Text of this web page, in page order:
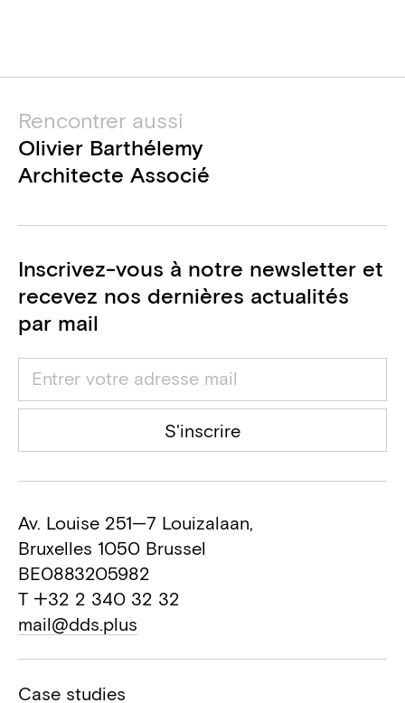
Rencontrer aussi
Olivier Barthélemy
Architecte Associé
Inscrivez-vous à notre newsletter et
recevez nos dernières actualités
par mail
S'inscrire
Av. Louise 251—7 Louizalaan,
Bruxelles 1050 Brussel
BE0883205982
T +32 2 340 32 32
mail@dds.plus
Case studies